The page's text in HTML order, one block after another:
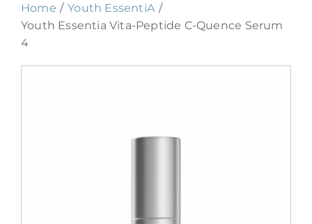
Tarieven
Home
Youth EssentiA
Youth Essentia Vita-Peptide C-Quence Serum
4